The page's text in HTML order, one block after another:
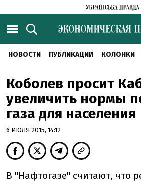
НОВОСТИ ПУБЛИКАЦИИ КОЛОНКИ
Коболев просит
увеличить нормы
газа для населения
6 ИЮЛЯ 2015, 14:12
В "Нафтогазе" считают, что